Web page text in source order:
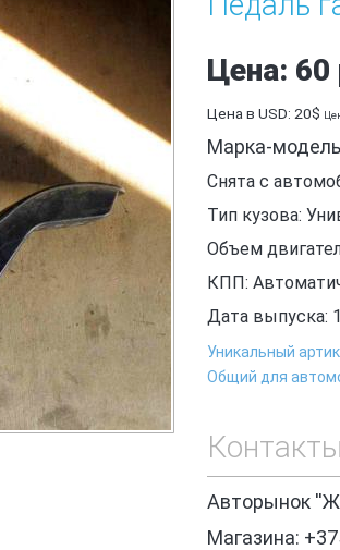
Цена: 60
Цена в USD: 20$
Марка-
Снята с
Тип кузова:
Объем
КПП:
Дата выпуска:
Уникальный
Общий для
Контакты
Авторынок
Магазина: